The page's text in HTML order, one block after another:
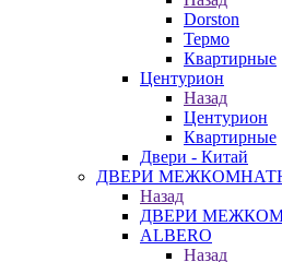
Dorston
Термо
Квартирные
Центурион
Назад
Центурион
Квартирные
Двери - Китай
ДВЕРИ
Назад
ДВЕРИ
ALBERO
Назад